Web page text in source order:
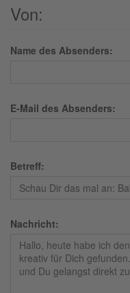
Von:
Name des Absenders:
E-Mail des Absenders:
Betreff:
Nachricht: